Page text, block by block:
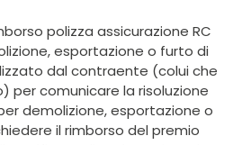
polizza assicurazione RC
esportazione o furto di
dal contraente (colui che
per comunicare la risoluzione
demolizione, esportazione o
il rimborso del premio